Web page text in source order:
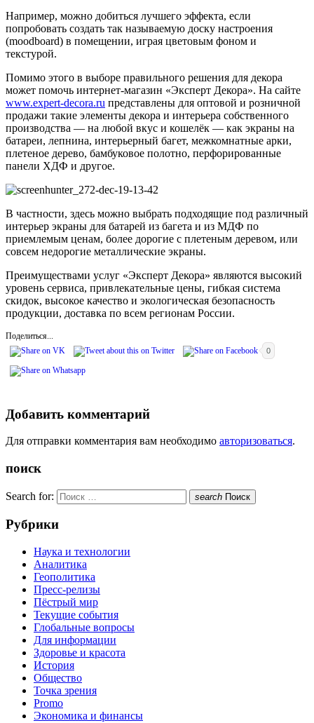
Например, можно добиться лучшего эффекта, если
попробовать создать так называемую доску настроения
(moodboard) в помещении, играя цветовым фоном и
текстурой.
Помимо этого в выборе правильного решения для декора
может помочь интернет-магазин «Эксперт Декора». На сайте
www.expert-decora.ru представлены для оптовой и розничной
продажи такие элементы декора и интерьера собственного
производства — на любой вкус и кошелёк — как экраны на
батареи, лепнина, интерьерный багет, межкомнатные арки,
плетеное дерево, бамбуковое полотно, перфорированные
панели ХДФ и другое.
В частности, здесь можно выбрать подходящие под различный
интерьер экраны для батарей из багета и из МДФ по
приемлемым ценам, более дорогие с плетеным деревом, или
совсем недорогие металлические экраны.
Преимуществами услуг «Эксперт Декора» являются высокий
уровень сервиса, привлекательные цены, гибкая система
скидок, высокое качество и экологическая безопасность
продукции, доставка по всем регионам России.
Поделиться...
0
Добавить комментарий
Для отправки комментария вам необходимо авторизоваться.
поиск
Search for: search Поиск
Рубрики
Наука и технологии
Аналитика
Геополитика
Пресс-релизы
Пёстрый мир
Текущие события
Глобальные вопросы
Для информации
Здоровье и красота
История
Общество
Точка зрения
Promo
Экономика и финансы